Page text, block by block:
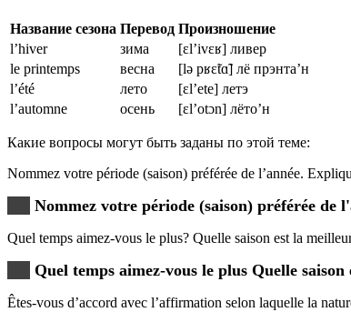
Название сезона Перевод Произношение
l’hiver
зима
[ɛl’ivɛʁ] ливер
le printemps
весна
[lə pʁɛ̃tɑ̃] лё прэнта’н
l’été
лето
[ɛl’ete] летэ
l’automne
осень [ɛl’otɔn] лёто’н
Какие вопросы могут быть заданы по этой теме:
Nommez votre période (saison) préférée de l’année.
Nommez votre période (saison) préférée de
Quel temps aimez-vous le plus? Quelle saison est la
Quel temps aimez-vous le plus Quelle
Êtes-vous d’accord avec l’affirmation selon laquelle la